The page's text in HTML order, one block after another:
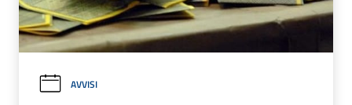
AVVISI